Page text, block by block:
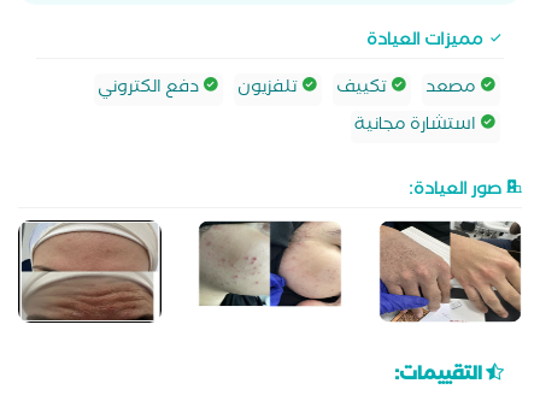
مميزات العيادة
مصعد
تكييف تلفزيون
دفع الكتروني
استشارة مجانية
صور العيادة:
التقييمات: